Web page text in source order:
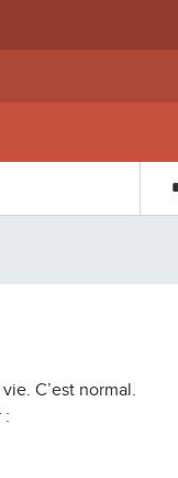
C’est normal.
: